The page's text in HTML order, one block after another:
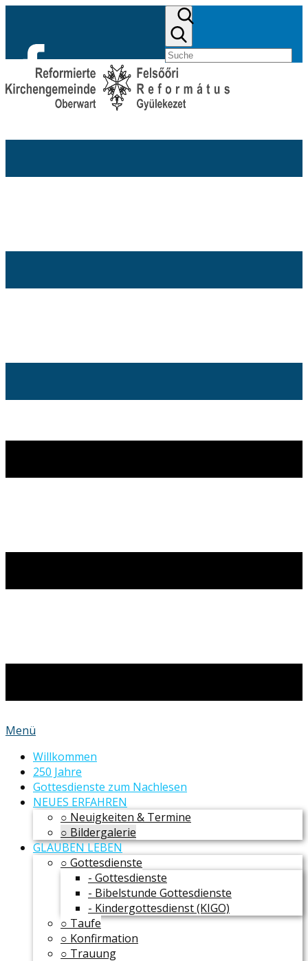
Menü
Willkommen
250 Jahre
Gottesdienste zum Nachlesen
NEUES ERFAHREN
○ Neuigkeiten & Termine
○ Bildergalerie
GLAUBEN LEBEN
○ Gottesdienste
- Gottesdienste
- Bibelstunde Gottesdienste
- Kindergottesdienst (KIGO)
○ Taufe
○ Konfirmation
○ Trauung